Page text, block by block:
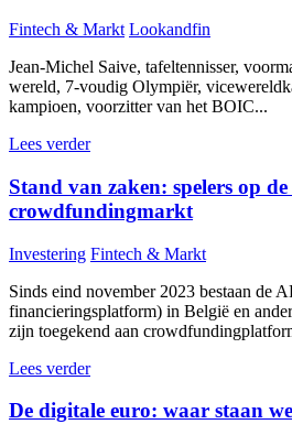
Fintech & Markt Lookandfin
Jean-Michel Saive, tafeltennisser,
wereld, 7-voudig Olympiër,
kampioen, voorzitter van het BOIC...
Lees verder
Stand van zaken: spelers op
crowdfundingmarkt
Investering Fintech & Markt
Sinds eind november 2023 bestaan de
financieringsplatform) in België en
zijn toegekend aan
Lees verder
De digitale euro: waar staan